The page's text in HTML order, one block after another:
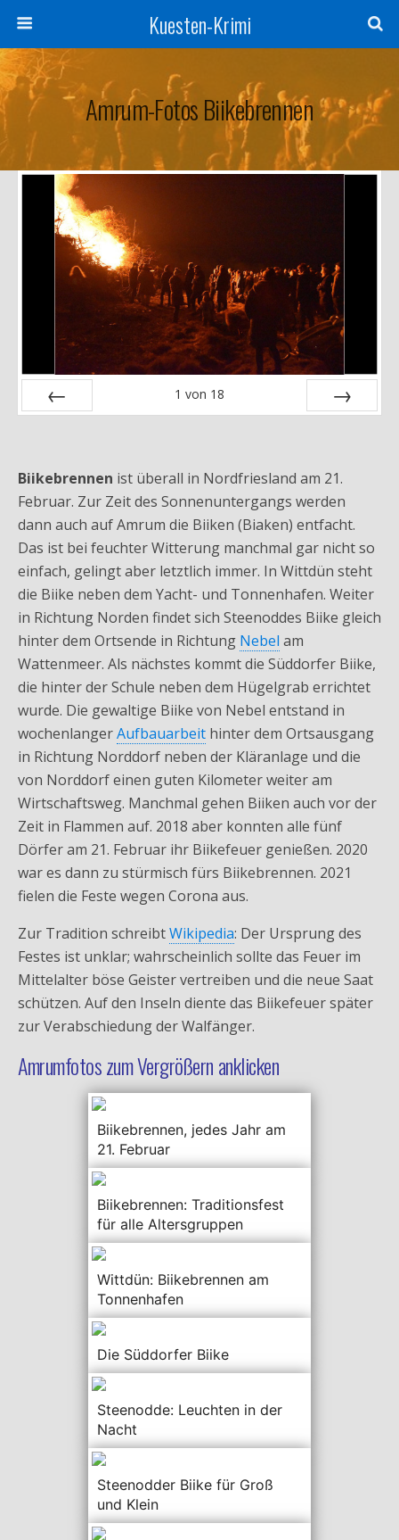
Kuesten-Krimi
Amrum-Fotos Biikebrennen
1 von 18
Biikebrennen ist überall in Nordfriesland am 21.
Februar. Zur Zeit des Sonnenuntergangs werden
dann auch auf Amrum die Biiken (Biaken) entfacht.
Das ist bei feuchter Witterung manchmal gar nicht so
einfach, gelingt aber letztlich immer. In Wittdün steht
die Biike neben dem Yacht- und Tonnenhafen. Weiter
in Richtung Norden findet sich Steenoddes Biike gleich
hinter dem Ortsende in Richtung Nebel am
Wattenmeer. Als nächstes kommt die Süddorfer Biike,
die hinter der Schule neben dem Hügelgrab errichtet
wurde. Die gewaltige Biike von Nebel entstand in
wochenlangerAufbauarbeit hinter dem Ortsausgang
in Richtung Norddorf neben der Kläranlage und die
von Norddorf einen guten Kilometer weiter am
Wirtschaftsweg. Manchmal gehen Biiken auch vor der
Zeit in Flammen auf. 2018 aber konnten alle fünf
Dörfer am 21. Februar ihr Biikefeuer genießen. 2020
war es dann zu stürmisch fürs Biikebrennen. 2021
fielen die Feste wegen Corona aus.
Zur Tradition schreibtWikipedia: Der Ursprung des
Festes ist unklar; wahrscheinlich sollte das Feuer im
Mittelalter böse Geister vertreiben und die neue Saat
schützen. Auf den Inseln diente das Biikefeuer später
zur Verabschiedung der Walfänger.
Amrumfotos zum Vergrößern anklicken
Biikebrennen, jedes Jahr am
21. Februar
Biikebrennen: Traditionsfest
für alle Altersgruppen
Wittdün: Biikebrennen am
Tonnenhafen
Die Süddorfer Biike
Steenodde: Leuchten in der
Nacht
Steenodder Biike für Groß
und Klein